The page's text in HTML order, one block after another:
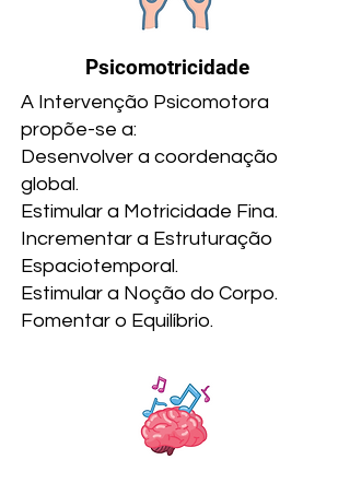
Psicomotricidade
A Intervenção Psicomotora
propõe-se a:
Desenvolver a coordenação
global.
Estimular a Motricidade Fina.
Incrementar a Estruturação
Espaciotemporal.
Estimular a Noção do Corpo.
Fomentar o Equilíbrio.